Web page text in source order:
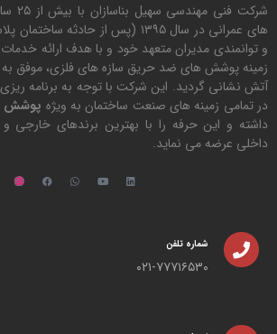
های عمرانی در سال ۱۳۹۵ (پس از
و توانمندی مدیران متعهد خود و با هدف ارائه
زمینه پوشش های ضد حریق سازه های فلزی، موفق
آتش نشانی گردید. این شرکت با توجه به برنامه
در تمامی زمینه های صنعت ساختمان به ویژه پوشش
داشته و این حرفه را با بهترین برندهای خارجی
داخلی عرضه می نماید.
شماره تلفن
۰۲۱-۷۷۷۱۶۵۳۰